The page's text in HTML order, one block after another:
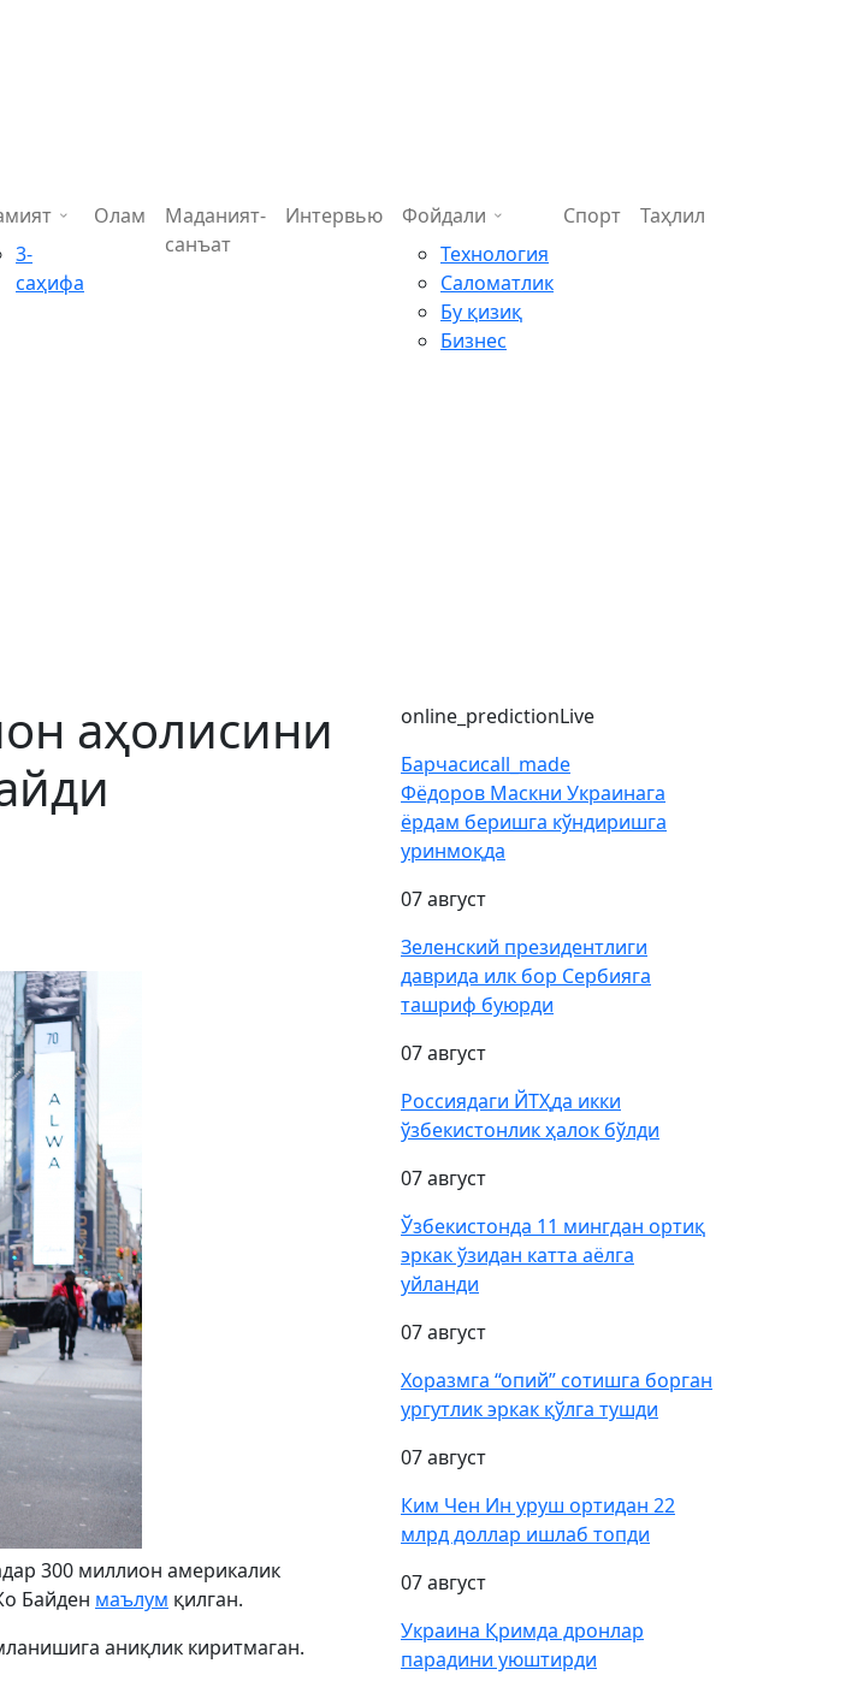
3-
саҳифа
Олам
Маданият-
санъат
Интервью
Фойдали
Технология
Саломатлик
Бу қизиқ
Бизнес
Спорт Таҳлил
аҳолисини
300 миллион америкалик
Байден маълум қилган.
аниқлик киритмаган.
online_predictionLive
Барчасиcall_made
Фёдоров Маскни Украинага
ёрдам беришга кўндиришга
уринмоқда
07 август
Зеленский президентлиги
даврида илк бор Сербияга
ташриф буюрди
07 август
Россиядаги ЙТҲда икки
ўзбекистонлик ҳалок бўлди
07 август
Ўзбекистонда 11 мингдан ортиқ
эркак ўзидан катта аёлга
уйланди
07 август
Хоразмга “опий” сотишга борган
ургутлик эркак қўлга тушди
07 август
Ким Чен Ин уруш ортидан 22
млрд доллар ишлаб топди
07 август
Украина Қримда дронлар
парадини уюштирди